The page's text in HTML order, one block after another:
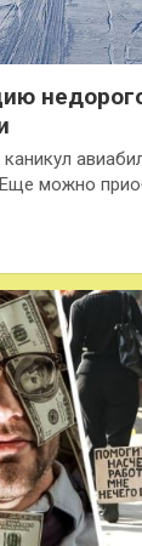
можно